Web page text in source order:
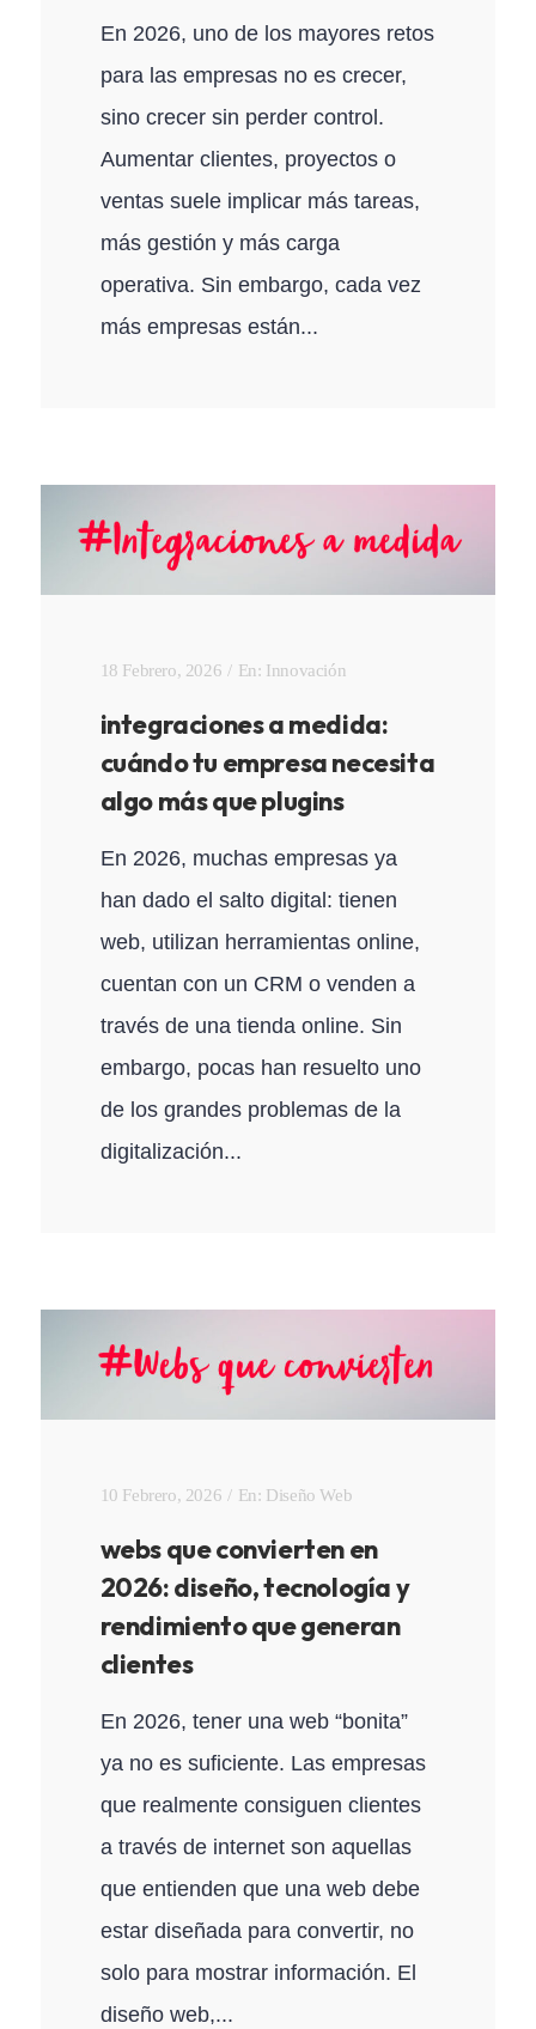
En 2026, uno de los mayores retos
para las empresas no es crecer,
sino crecer sin perder control.
Aumentar clientes, proyectos o
ventas suele implicar más tareas,
más gestión y más carga
operativa. Sin embargo, cada vez
más empresas están...
18 Febrero, 2026 En: Innovación
integraciones a medida:
cuándo tu empresa necesita
algo más que plugins
En 2026, muchas empresas ya
han dado el salto digital: tienen
web, utilizan herramientas online,
cuentan con un CRM o venden a
través de una tienda online. Sin
embargo, pocas han resuelto uno
de los grandes problemas de la
digitalización...
10 Febrero, 2026 En: Diseño Web
webs que convierten en
2026: diseño, tecnología y
rendimiento que generan
clientes
En 2026, tener una web “bonita”
ya no es suficiente. Las empresas
que realmente consiguen clientes
a través de internet son aquellas
que entienden que una web debe
estar diseñada para convertir, no
solo para mostrar información. El
diseño web,...